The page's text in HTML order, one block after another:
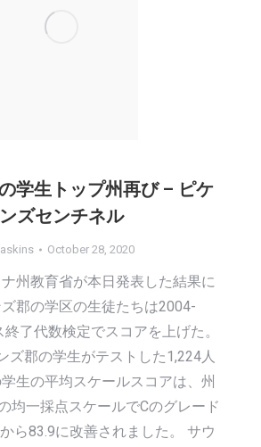
学生トップ州再び – ピケ
ンズセンチネル
October 28, 2020
州教育省が本日発表した結果に
郡の学区の生徒たちは2004-
了代数検定でスコアを上げた。
ズ郡の学生がテストした1,224人
生の平均スケールスコアは、州
均一採点スケールでCのグレード
ら83.9に改善されました。 サウ